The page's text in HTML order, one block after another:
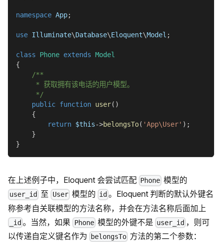
namespace App;
use Illuminate\Database\Eloquent\Model ;
class Phone extends Model
{
/**
     * 获取拥有该电话的用户模型。
     */
public function user( )
{
return $this->belongsTo( 'App\User' ) ;
}
}
在上述例子中，Eloquent 会尝试匹配 Phone 模型的
user_id 至 User模型的 id 。Eloquent 判断的默认外键名
称参考自关联模型的方法名称，并会在方法名称后面加上
_id 。当然，如果 Phone模型的外键不是 user_id ，则可
以传递自定义键名作为
belongsTo 方法的第二个参数：